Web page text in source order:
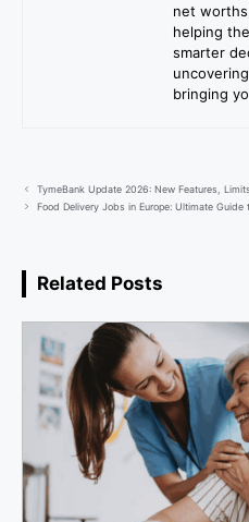
net
helping
smarter
bringing
TymeBank Update 2026: New Features,
Food Delivery Jobs in Europe: Ultimate
Related Posts